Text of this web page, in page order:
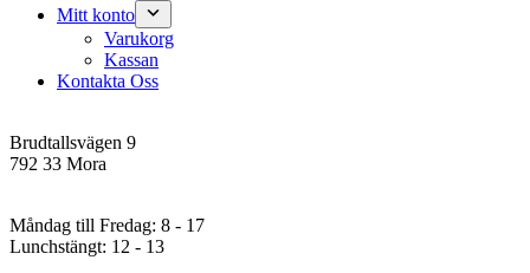
Mitt konto
Varukorg
Kassan
Kontakta Oss
Brudtallsvägen 9
792 33 Mora
Måndag till Fredag: 8 - 17
Lunchstängt: 12 - 13